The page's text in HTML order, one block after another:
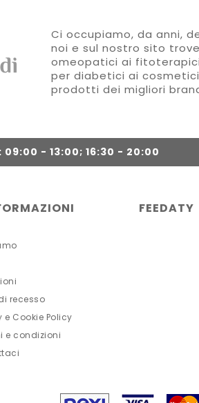
Ci occupiamo, da anni,
noi e sul nostro sito
omeopatici ai
per diabetici ai
prodotti dei migliori
09:00 - 13:00; 16:30 - 20:00
recesso
e Cookie Policy
e condizioni
FEEDATY